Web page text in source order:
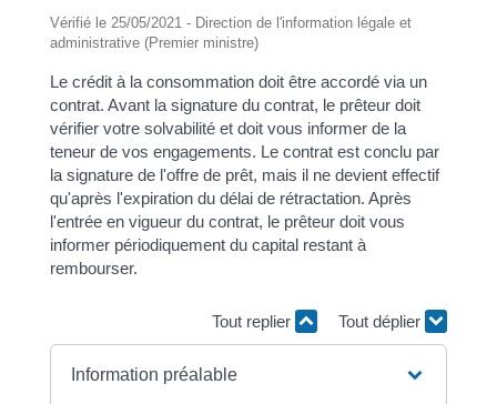
Vérifié le 25/05/2021 - Direction de l'information légale et
administrative (Premier ministre)
Le crédit à la consommation doit être accordé via un
contrat. Avant la signature du contrat, le prêteur doit
vérifier votre solvabilité et doit vous informer de la
teneur de vos engagements. Le contrat est conclu par
la signature de l'offre de prêt, mais il ne devient effectif
qu'après l'expiration du délai de rétractation. Après
l'entrée en vigueur du contrat, le prêteur doit vous
informer périodiquement du capital restant à
rembourser.
Tout replier Tout déplier
Information préalable